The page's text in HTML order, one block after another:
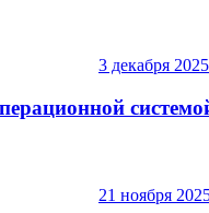
3 декабря 2025
21 ноября